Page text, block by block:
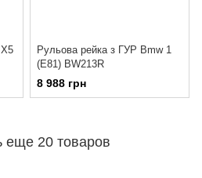
Рульова рейка з ГУР Bmw 1
(E81) BW213R
8 988 грн
еще 20 товаров